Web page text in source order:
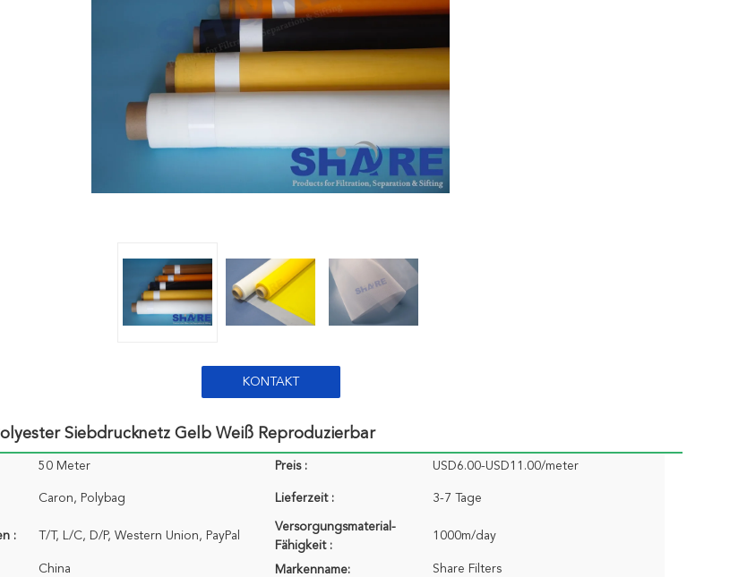
KONTAKT
Siebdrucknetz Gelb Weiß Reproduzierbar
50 Meter Preis :
USD6.00-USD11.00/meter
Caron, Polybag Lieferzeit : 3-7 Tage
: T/T, L/C, D/P, Western Union, PayPal
Versorgungsmaterial-
Fähigkeit :
1000m/day
China Markenname: Share Filters